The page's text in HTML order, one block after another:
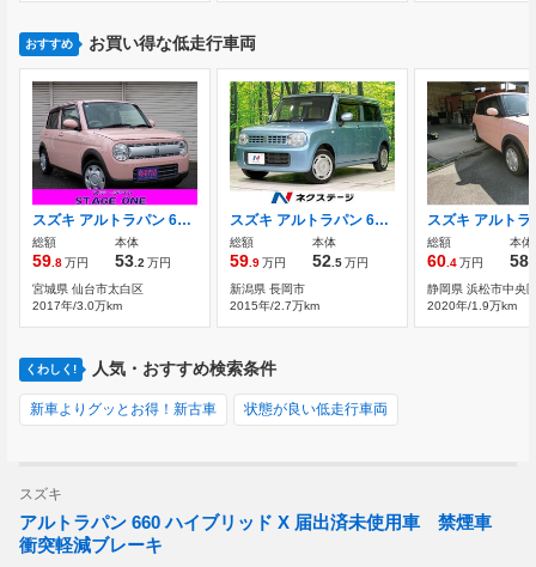
おすすめ お買い得な低走行車両
スズキ アルトラパン 660 L アイドリングストップ シートヒーター
総額
59.8万円
本体
53.2万円
宮城県 仙台市太白区
2017年/3.0万km
スズキ アルトラパン 660 G ETC CD再生オーディオ
総額
59.9万円
本体
52.5万円
新潟県 長岡市
2015年/2.7万km
総額
60.4万円
本体
58
静岡県 浜松市中央
2020年/1.9万km
くわしく! 人気・おすすめ検索条件
新車よりグッとお得！新古車 状態が良い低走行車両
スズキ
アルトラパン 660 ハイブリッド X 届出済未使用車 禁煙車
衝突軽減ブレーキ